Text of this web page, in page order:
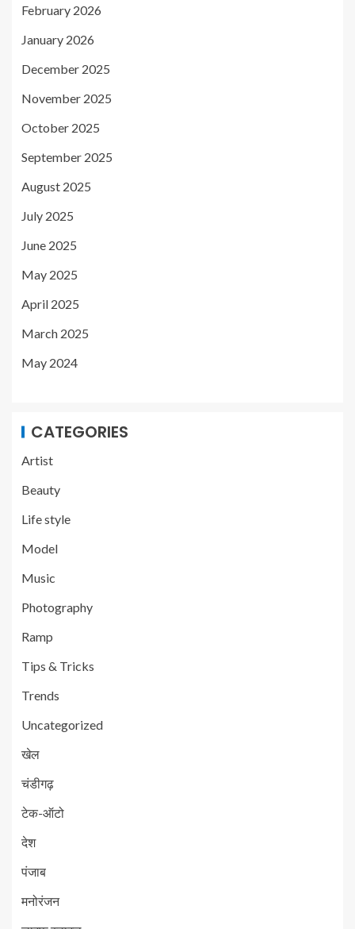
February 2026
January 2026
December 2025
November 2025
October 2025
September 2025
August 2025
July 2025
June 2025
May 2025
April 2025
March 2025
May 2024
CATEGORIES
Artist
Beauty
Life style
Model
Music
Photography
Ramp
Tips & Tricks
Trends
Uncategorized
खेल
चंडीगढ़
टेक-ऑटो
देश
पंजाब
मनोरंजन